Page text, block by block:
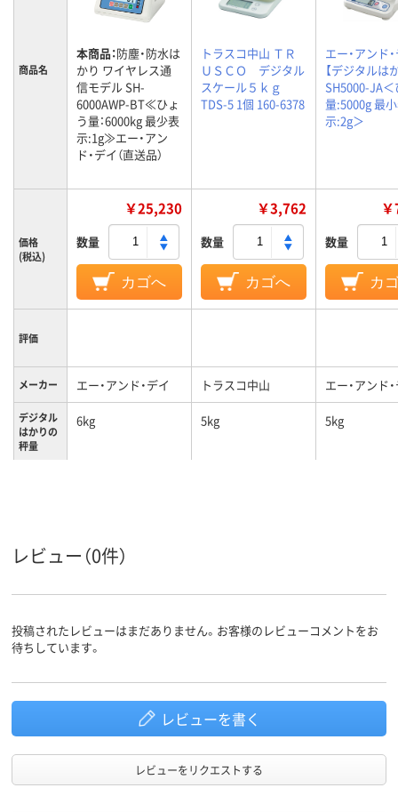
商品名
本商品：防塵・防水は
かり ワイヤレス通
信モデル SH-
6000AWP-BT≪ひょ
う量：6000kg 最少表
示:1g≫エー・アン
ド・デイ（直送品）
トラスコ中山 ＴＲ
ＵＳＣＯ デジタル
スケール５ｋｇ
TDS-5 1個 160-6378
エー・アンド
【デジタル
SH5000-JA
量:5000g 最
示:2g＞
価格
(税込)
￥25,230
数量
カゴへ
￥3,762
数量
カゴへ
数量
カ
評価
メーカー エー・アンド・デイ トラスコ中山 エー・アンド
デジタル
はかりの
秤量
6kg 5kg 5kg
レビュー（0件）
投稿されたレビューはまだありません。お客様のレビューコメントをお
待ちしています。
レビューを書く
レビューをリクエストする